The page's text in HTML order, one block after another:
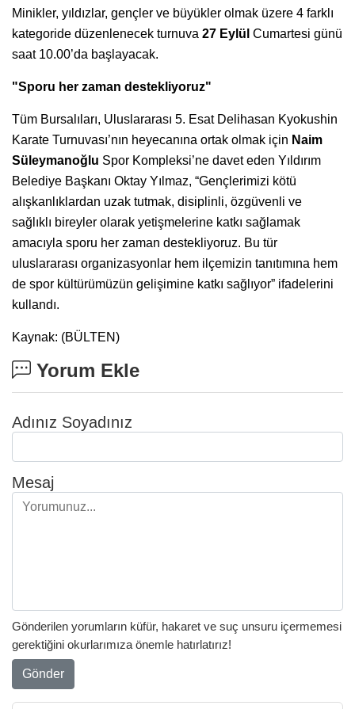
Minikler, yıldızlar, gençler ve büyükler olmak üzere 4 farklı
kategoride düzenlenecek turnuva 27 Eylül Cumartesi günü
saat 10.00’da başlayacak.
"Sporu her zaman destekliyoruz"
Tüm Bursalıları, Uluslararası 5. Esat Delihasan Kyokushin
Karate Turnuvası’nın heyecanına ortak olmak için Naim
Süleymanoğlu Spor Kompleksi’ne davet eden Yıldırım
Belediye Başkanı Oktay Yılmaz, “Gençlerimizi kötü
alışkanlıklardan uzak tutmak, disiplinli, özgüvenli ve
sağlıklı bireyler olarak yetişmelerine katkı sağlamak
amacıyla sporu her zaman destekliyoruz. Bu tür
uluslararası organizasyonlar hem ilçemizin tanıtımına hem
de spor kültürümüzün gelişimine katkı sağlıyor” ifadelerini
kullandı.
Kaynak: (BÜLTEN)
Yorum Ekle
Adınız Soyadınız
Mesaj
Gönderilen yorumların küfür, hakaret ve suç unsuru içermemesi
gerektiğini okurlarımıza önemle hatırlatırız!
Gönder